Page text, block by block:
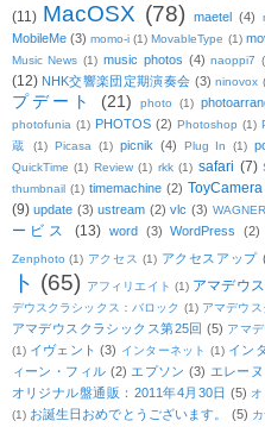
(11) MacOSX (78) maetel (4)
MobileMe (3) momo-i (1) MovableType (1)
Music News (1) music photos (4) naoppi7
(12) NHK交響楽団定期演奏会 (3) ninovox
プデート
(21) photo (1)
photofunia (1) PHOTOS (2) Photoshop (1)
蔵
(1) Picasa (1) picnik (4) Plug In (1)
QuickTime (1) Review (1) rkk (1) safari (7)
thumbnail (1) timemachine (2) ToyCamera
(9) update (3) ustream (2) vlc (3) WAGNER
ービス
(13) word (3) WordPress (2)
Zenphoto (1) アクセス (1) アクセスアップ
ト (65) アフィリエイト (1) アマデウ
デウスクラシックス：バロック (1) アマデウ
アマデウスクラシックス第25回 (5) アマ
(1) イヴェント (3) インターネット (1) イン
ィーン・フィル (2) エプソン (3) エレー
オリジナル盤通販：2011年4月30日 (5)
(1) お誕生日おめでとうございます。 (5)